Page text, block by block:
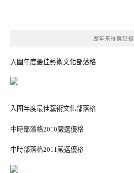
歷年來得獎記錄
入圍年度最佳藝術文化部落格
入圍年度最佳藝術文化部落格
中時部落格2010嚴選優格
中時部落格2011嚴選優格